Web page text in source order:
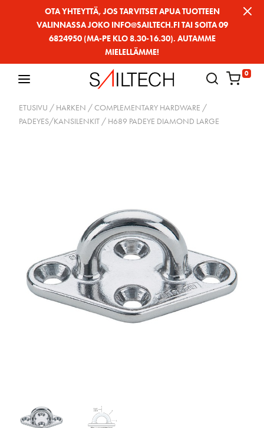
OTA YHTEYTTÄ, JOS TARVITSET APUA TUOTTEEN
VALINNASSA JOKO INFO@SAILTECH.FI TAI SOITA 09
6824950 (MA-PE KLO 8.30-16.30). AUTAMME
MIELELLÄMME!
0
ETUSIVU / HARKEN /COMPLEMENTARY HARDWARE /
PADEYES/KANSILENKIT / H689 PADEYE DIAMOND LARGE